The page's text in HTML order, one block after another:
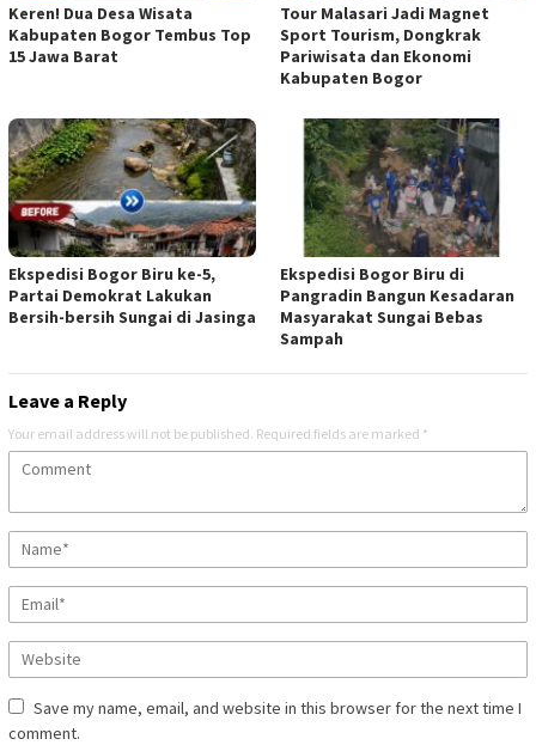
Keren! Dua Desa Wisata
Kabupaten Bogor Tembus Top
15 Jawa Barat
Tour Malasari Jadi Magnet
Sport Tourism, Dongkrak
Pariwisata dan Ekonomi
Kabupaten Bogor
Ekspedisi Bogor Biru ke-5,
Partai Demokrat Lakukan
Bersih-bersih Sungai di Jasinga
Ekspedisi Bogor Biru di
Pangradin Bangun Kesadaran
Masyarakat Sungai Bebas
Sampah
Leave a Reply
Your email address will not be published. Required fields are marked *
Save my name, email, and website in this browser for the next time I
comment.